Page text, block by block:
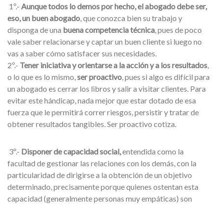
1º.- Aunque todos lo demos por hecho, el abogado debe ser,
eso, un buen abogado, que conozca bien su trabajo y
disponga de una buena competencia técnica, pues de poco
vale saber relacionarse y captar un buen cliente si luego no
vas a saber cómo satisfacer sus necesidades.
2º.- Tener iniciativa y orientarse a la acción y a los resultados,
o lo que es lo mismo,ser proactivo, pues si algo es difícil para
un abogado es cerrar los libros y salir a visitar clientes. Para
evitar este hándicap, nada mejor que estar dotado de esa
fuerza que le permitirá correr riesgos, persistir y tratar de
obtener resultados tangibles. Ser proactivo cotiza.
3º.- Disponer de capacidad social,entendida como la
facultad de gestionar las relaciones con los demás, con la
particularidad de dirigirse a la obtención de un objetivo
determinado, precisamente porque quienes ostentan esta
capacidad (generalmente personas muy empáticas) son